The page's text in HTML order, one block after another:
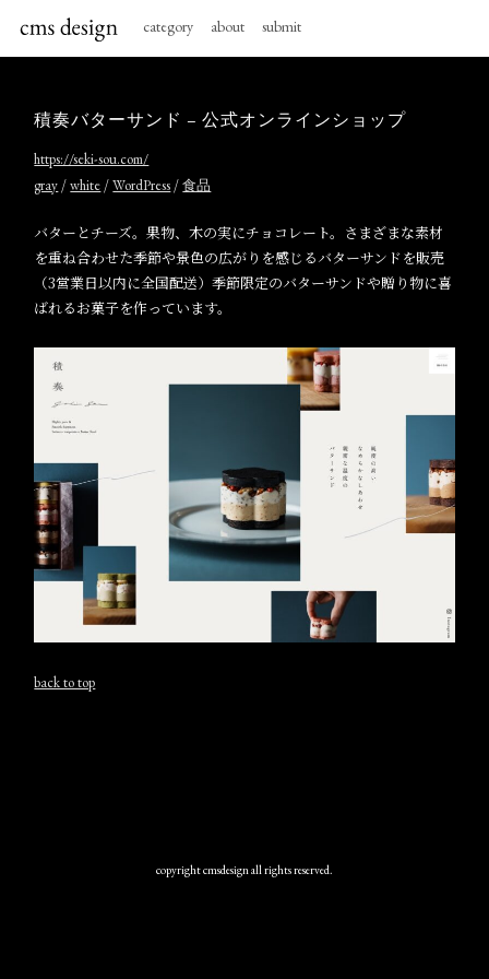
category about submit
積奏バターサンド – 公式オンラインショップ
https://seki-sou.com/
gray /white /WordPress /食品
バターとチーズ。果物、木の実にチョコレート。さまざまな素材
を重ね合わせた季節や景色の広がりを感じるバターサンドを販売
（3営業日以内に全国配送）季節限定のバターサンドや贈り物に喜
ばれるお菓子を作っています。
back to top
copyright cmsdesign all rights reserved.